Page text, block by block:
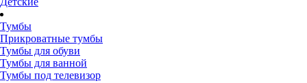
Тумбы
Прикроватные тумбы
Тумбы для обуви
Тумбы для ванной
Тумбы под телевизор